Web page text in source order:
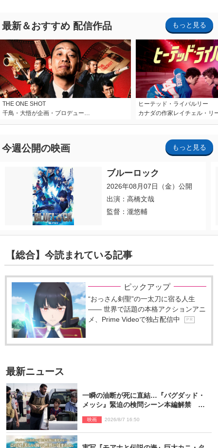
最新＆おすすめ 配信作品 もっと見る
THE ONE SHOT
千鳥・大悟が企画・プロデュー…
ヒーテッド・ライバルリー
カナダの作家レイチェル・リ
今週公開の映画 もっと見る
ブルーロック
2026年08月07日（金）公開
出演：高橋文哉
監督：瀧悠輔
【総合】今読まれている記事
ピックアップ
“おっさん剣聖”の一太刀に宿る人生
―― 世界で話題の本格アクションアニ
メ、Prime Videoで独占配信中
P R
最新ニュース
一瞬の油断が死に直結…『バグダッド・
メッシ』緊迫の検問シーン本編解禁 監
映画 2026/8/7 16:50